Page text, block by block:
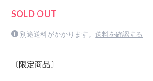
SOLD OUT
別途送料がかかります。 送料を確認する
〔限定商品〕